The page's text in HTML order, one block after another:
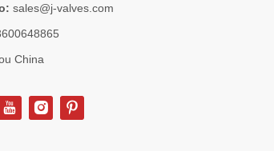
válvulas de compuerta son una de las válvulas de
sales@j-valves.com
China